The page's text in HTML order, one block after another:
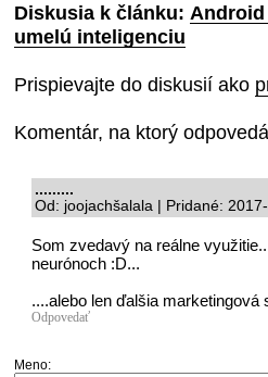
Diskusia k článku:
umelú inteligenciu
Prispievajte do diskusií ako
Komentár, na ktorý
.........
Od: joojachšalala | Pridané:
Som zvedavý na reálne
neurónoch :D...
....alebo len ďalšia
Odpovedať
Meno: